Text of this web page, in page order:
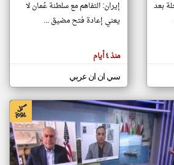
مصادر الأخبار من سلطنة عُمان
اخبار سلطنة عُمان على مدار الساعة
أهم اخبار سلطنة عُمان العاجلة والمباشرة
بعد
إيران: التفاهم مع سلطنة عُمان لا
يعني إعادة فتح مضيق ...
منذ ٤ أيام
سي ان ان عربي
klyoum.com